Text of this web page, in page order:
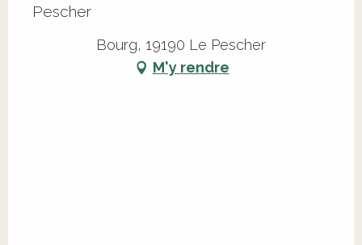
Pescher
Bourg, 19190 Le Pescher
M'y rendre